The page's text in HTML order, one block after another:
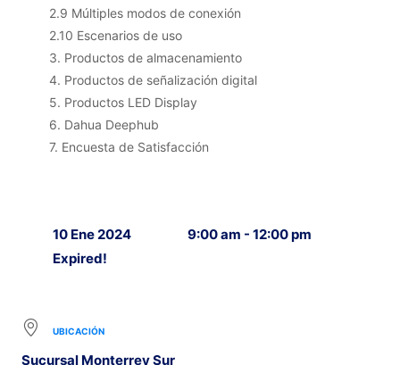
2.9 Múltiples modos de conexión
2.10 Escenarios de uso
3. Productos de almacenamiento
4. Productos de señalización digital
5. Productos LED Display
6. Dahua Deephub
7. Encuesta de Satisfacción
10 Ene 2024
Expired!
9:00 am - 12:00 pm
UBICACIÓN
Sucursal Monterrey Sur